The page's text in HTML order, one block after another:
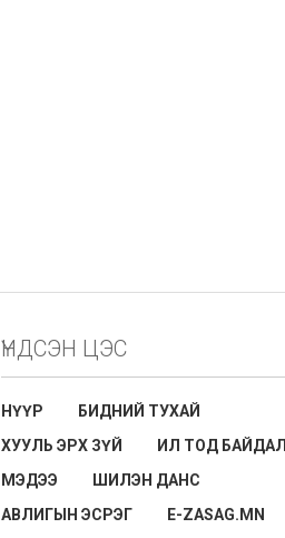
ҮНДСЭН ЦЭС
НҮҮР
БИДНИЙ ТУХАЙ
ХУУЛЬ ЭРХ ЗҮЙ
ИЛ ТОД БАЙДАЛ
МЭДЭЭ
ШИЛЭН ДАНС
АВЛИГЫН ЭСРЭГ
E-ZASAG.MN